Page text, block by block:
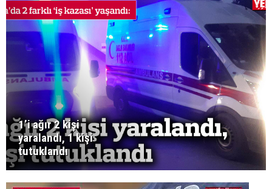
1’i ağır 2 kişi
yaralandı, 1 kişi
tutuklandı